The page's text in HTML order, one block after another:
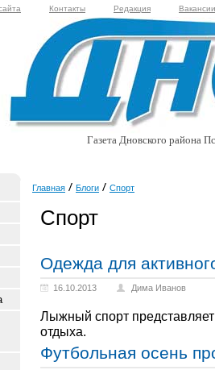
Контакты Редакция Вакансии
Газета Дновского района
Главная Блоги Спорт
Спорт
Одежда для
16.10.2013 Дима Иванов
Лыжный спорт
отдыха.
Футбольная осень